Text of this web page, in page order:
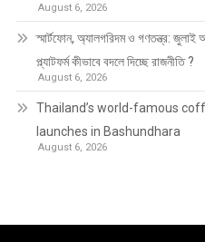
August 6, 2026
স্মার্টফোন, অ্যালগরিদম ও গণতন্ত্র:
প্ল্যাটফর্ম কীভাবে বদলে দিচ্ছে রাজনীতি ?
August 6, 2026
Thailand’s world-famous
launches in Bashundhara
August 6, 2026